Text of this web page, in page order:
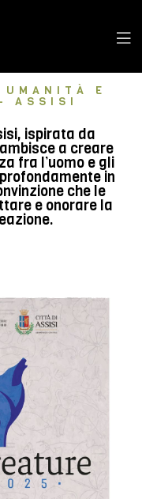
E
ASSISI
ispirata da
a creare
fra l’uomo e gli
in
che le
e onorare la